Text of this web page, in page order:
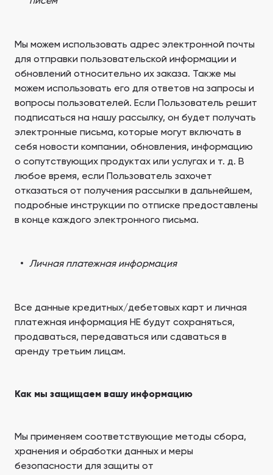
Мы можем использовать адрес электронной почты
для отправки пользовательской информации и
обновлений относительно их заказа. Также мы
можем использовать его для ответов на запросы и
вопросы пользователей. Если Пользователь решит
подписаться на нашу рассылку, он будет получать
электронные письма, которые могут включать в
себя новости компании, обновления, информацию
о сопутствующих продуктах или услугах и т. д. В
любое время, если Пользователь захочет
отказаться от получения рассылки в дальнейшем,
подробные инструкции по отписке предоставлены
в конце каждого электронного письма.
Личная платежная информация
Все данные кредитных/дебетовых карт и личная
платежная информация НЕ будут сохраняться,
продаваться, передаваться или сдаваться в
аренду третьим лицам.
Как мы защищаем вашу информацию
Мы применяем соответствующие методы сбора,
хранения и обработки данных и меры
безопасности для защиты от